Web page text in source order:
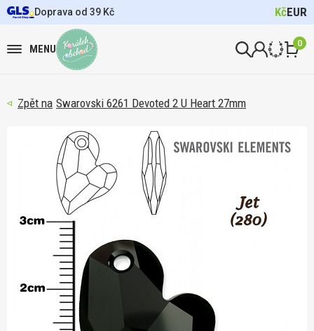
Doprava od 39 Kč KčEUR
MENU 0
Swarovski 6261 Devoted 2 U Heart 27mm